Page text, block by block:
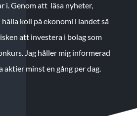
i. Genom att läsa nyheter,
koll på ekonomi i landet så
att investera i bolag som
Jag håller mig informerad
aktier minst en gång per dag.